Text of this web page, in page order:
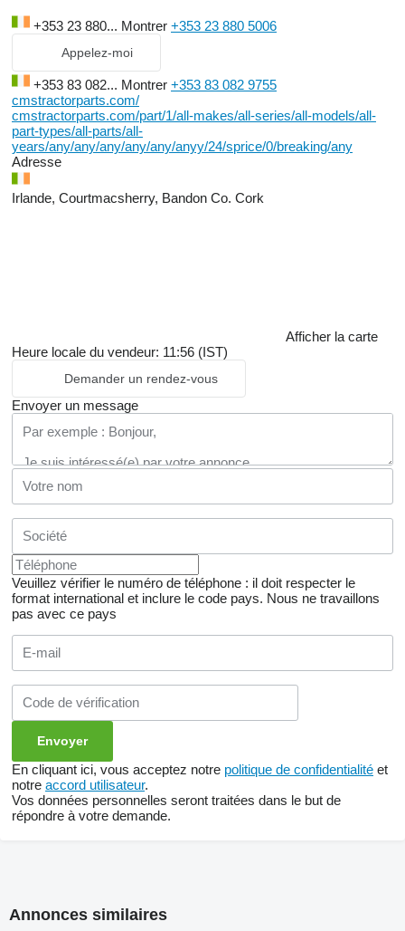
+353 23 880... Montrer +353 23 880 5006
Appelez-moi
+353 83 082... Montrer +353 83 082 9755
cmstractorparts.com/
cmstractorparts.com/part/1/all-makes/all-series/all-models/all-
part-types/all-parts/all-
years/any/any/any/any/any/anyy/24/sprice/0/breaking/any
Adresse
Irlande, Courtmacsherry, Bandon Co. Cork
Afficher la carte
Heure locale du vendeur: 11:56 (IST)
Demander un rendez-vous
Envoyer un message
Veuillez vérifier le numéro de téléphone : il doit respecter le
format international et inclure le code pays. Nous ne travaillons
pas avec ce pays
En cliquant ici, vous acceptez notre politique de confidentialité et
notre accord utilisateur.
Vos données personnelles seront traitées dans le but de
répondre à votre demande.
Annonces similaires